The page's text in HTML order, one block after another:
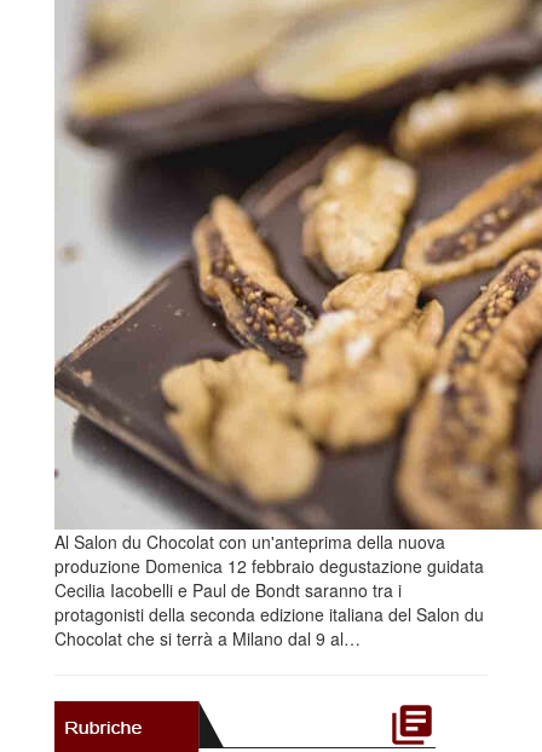
Al Salon du Chocolat con un'anteprima della nuova
produzione Domenica 12 febbraio degustazione guidata
Cecilia Iacobelli e Paul de Bondt saranno tra i
protagonisti della seconda edizione italiana del Salon du
Chocolat che si terrà a Milano dal 9 al…